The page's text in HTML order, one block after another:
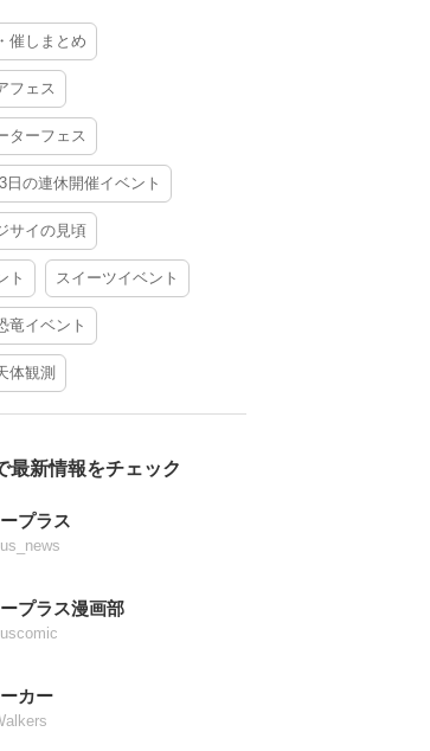
催しまとめ
フェス
ターフェス
日の連休開催イベント
サイの見頃
ト スイーツイベント
竜イベント
体観測
最新情報をチェック
プラス
プラス漫画部
カー